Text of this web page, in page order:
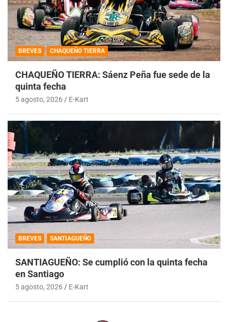
BREVES CHAQUEÑO TIERRA
CHAQUEÑO TIERRA: Sáenz Peña fue sede de la
quinta fecha
5 agosto, 2026 E-Kart
BREVES SANTIAGUEÑO
SANTIAGUEÑO: Se cumplió con la quinta fecha
en Santiago
5 agosto, 2026 E-Kart